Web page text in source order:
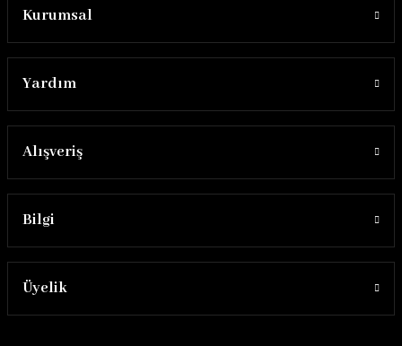
Kurumsal
Yardım
Alışveriş
Bilgi
Üyelik